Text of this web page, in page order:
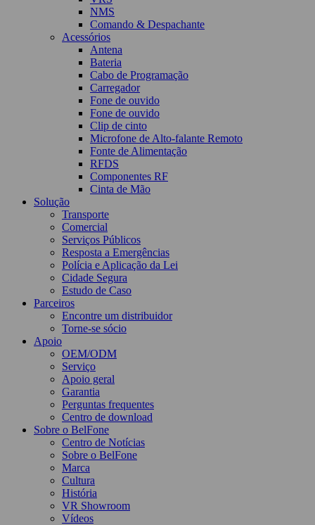
NMS
Comando & Despachante
Acessórios
Antena
Bateria
Cabo de Programação
Carregador
Fone de ouvido
Fone de ouvido
Clip de cinto
Microfone de Alto-falante Remoto
Fonte de Alimentação
RFDS
Componentes RF
Cinta de Mão
Solução
Transporte
Comercial
Serviços Públicos
Resposta a Emergências
Polícia e Aplicação da Lei
Cidade Segura
Estudo de Caso
Parceiros
Encontre um distribuidor
Torne-se sócio
Apoio
OEM/ODM
Serviço
Apoio geral
Garantia
Perguntas frequentes
Centro de download
Sobre o BelFone
Centro de Notícias
Sobre o BelFone
Marca
Cultura
História
VR Showroom
Vídeos